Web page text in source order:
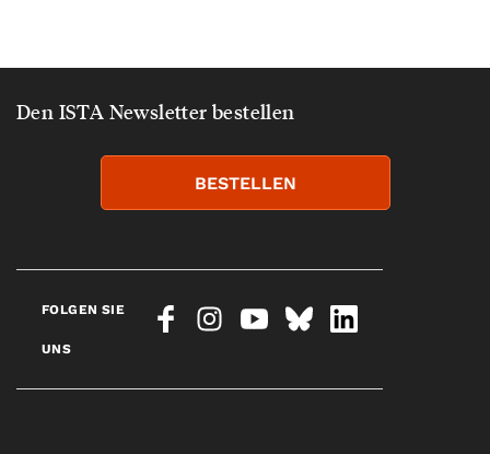
Den ISTA Newsletter bestellen
BESTELLEN
FOLGEN SIE
UNS